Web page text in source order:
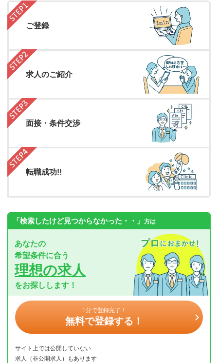
ご登録
求人のご紹介
面接・条件交渉
転職成功!!
「検索したけど見つからなかった・・」 方は
あなたの
希望条件に合う
理想の求人
をお探しします！
1分で登録完了！
無料で登録する！
サイト上では公開していない
求人（非公開求人）もあります